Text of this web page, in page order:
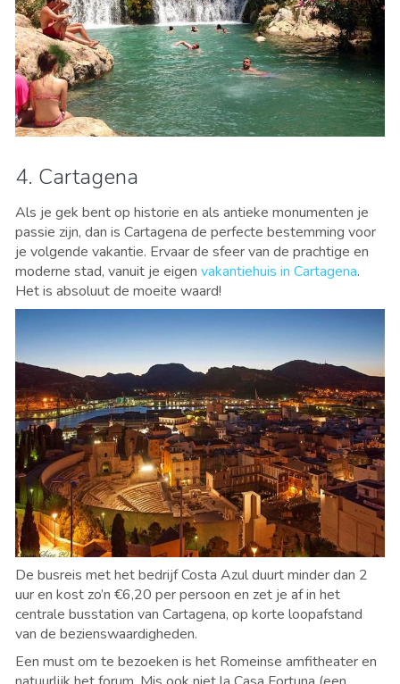
4. Cartagena
Als je gek bent op historie en als antieke monumenten je
passie zijn, dan is Cartagena de perfecte bestemming voor
je volgende vakantie. Ervaar de sfeer van de prachtige en
moderne stad, vanuit je eigen vakantiehuis in Cartagena.
Het is absoluut de moeite waard!
De busreis met het bedrijf Costa Azul duurt minder dan 2
uur en kost zo’n €6,20 per persoon en zet je af in het
centrale busstation van Cartagena, op korte loopafstand
van de bezienswaardigheden.
Een must om te bezoeken is het Romeinse amfitheater en